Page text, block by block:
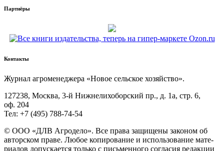
Партнёры
Контакты
Жур­нал агро­ме­не­дже­ра «Новое сель­ское хозяйство».
127238, Москва, 3‑й Ниж­не­ли­хо­бор­ский пр., д. 1а, стр. 6,
оф. 204
Тел: +7 (495) 788‑74‑54
© ООО «ДЛВ Агро­де­ло». Все пра­ва защи­ще­ны зако­ном об
автор­ском пра­ве. Любое копи­ро­ва­ние и исполь­зо­ва­ние мате­
ри­а­лов допус­ка­ет­ся толь­ко с пись­мен­но­го согла­сия редак­ции